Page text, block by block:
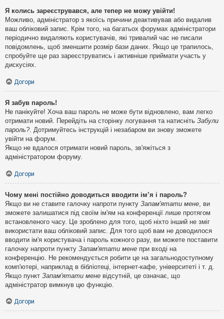
Я колись зареєструвався, але тепер не можу увійти!
Можливо, адміністратор з якоїсь причини деактивував або видалив
ваш обліковий запис. Крім того, на багатьох форумах адміністратори
періодично видаляють користувачів, які тривалий час не писали
повідомлень, щоб зменшити розмір бази даних. Якщо це трапилось,
спробуйте ще раз зареєструватись і активніше приймати участь у
дискусіях.
Догори
Я забув пароль!
Не панікуйте! Хоча ваш пароль не може бути відновлено, вам легко
отримати новий. Перейдіть на сторінку логування та натисніть Забули
пароль?. Дотримуйтесь інструкцій і незабаром ви знову зможете
увійти на форум.
Якщо не вдалося отримати новий пароль, зв'яжіться з
адміністратором форуму.
Догори
Чому мені постійно доводиться вводити ім’я і пароль?
Якщо ви не ставите галочку напроти пункту Запам'ятати мене , ви
зможете залишатися під своїм ім'ям на конференції лише протягом
встановленого часу. Це зроблено для того, щоб ніхто інший не зміг
використати ваш обліковий запис. Для того щоб вам не доводилося
вводити ім'я користувача і пароль кожного разу, ви можете поставити
галочку напроти пункту Запам'ятати мене при вході на
конференцію. Не рекомендується робити це на загальнодоступному
комп'ютері, наприклад в бібліотеці, інтернет-кафе, університеті і т. д.
Якщо пункт Запам'ятати мене відсутній, це означає, що
адміністратор вимкнув цю функцію.
Догори